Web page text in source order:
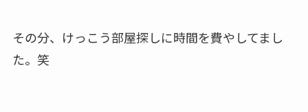
その分、けっこう部屋探しに時間を費やしてまし
た。笑